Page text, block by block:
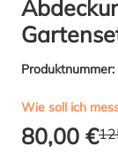
Produktnummer:
Wie soll ich
80,00 €